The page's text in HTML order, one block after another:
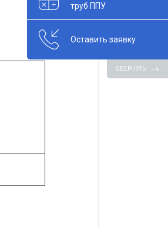
труб ППУ
Оставить заявку
СВЕРНУТЬ